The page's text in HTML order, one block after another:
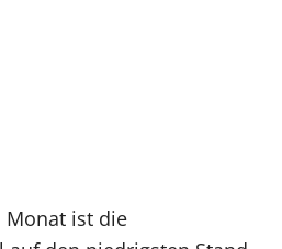
Monat ist die